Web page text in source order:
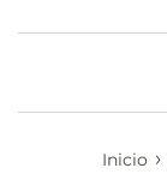
Inicio ›